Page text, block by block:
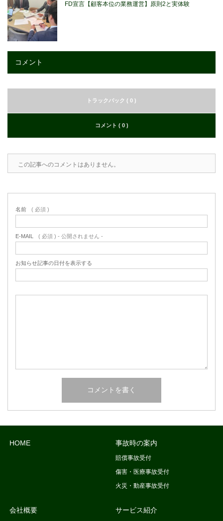
FD宣言【顧客本位の業務運営】原則2と実体験
コメント
トラックバック ( 0 )
コメント ( 0 )
この記事へのコメントはありません。
名前 ( 必須 )
E-MAIL ( 必須 ) - 公開されません -
お知らせ記事の日付を表示する
HOME 事故時の案内
賠償事故受付
傷害・医療事故受付
火災・動産事故受付
会社概要 サービス紹介